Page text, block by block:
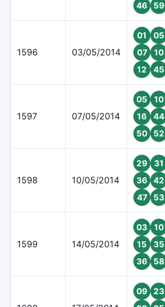
46
59
1596 03/05/2014
01
05
07
10
12
45
1597 07/05/2014
05
10
16
44
50
52
1598 10/05/2014
29
31
36
42
47
53
1599 14/05/2014
03
10
15
35
36
58
09
23